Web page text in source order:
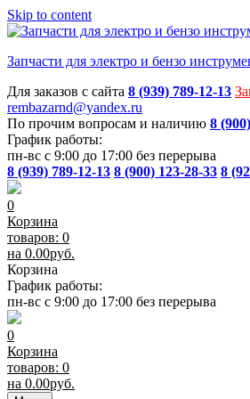
Skip to content
Запчасти для электро и бензо
Для заказов с сайта 8 (939) 789-12-13
rembazarnd@yandex.ru
По прочим вопросам и наличию 8
График работы:
пн-вс с 9:00 до 17:00 без перерыва
8 (939) 789-12-13 8 (900) 123-28-33 8
0
Корзина
товаров: 0
на 0.00руб.
Корзина
График работы:
пн-вс с 9:00 до 17:00 без перерыва
0
Корзина
товаров: 0
на 0.00руб.